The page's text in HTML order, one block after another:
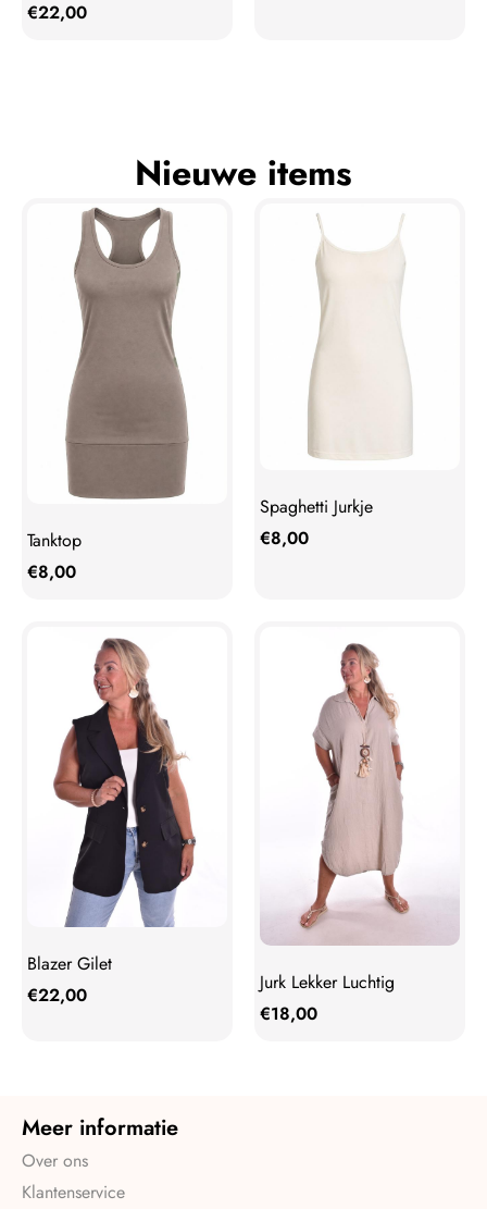
€22,00
Nieuwe items
Tanktop
€8,00
Spaghetti Jurkje
€8,00
Blazer Gilet
€22,00
Jurk Lekker Luchtig
€18,00
Meer informatie
Over ons
Klantenservice